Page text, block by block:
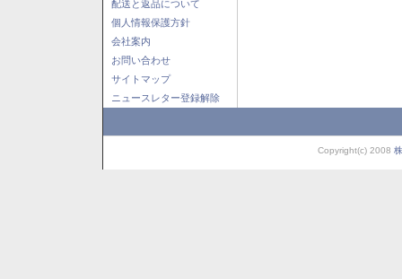
配送と返品について
個人情報保護方針
会社案内
お問い合わせ
サイトマップ
ニュースレター登録解除
Copyright(c) 2008